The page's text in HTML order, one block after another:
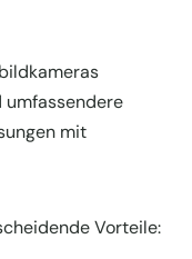
mit
Vorteile: